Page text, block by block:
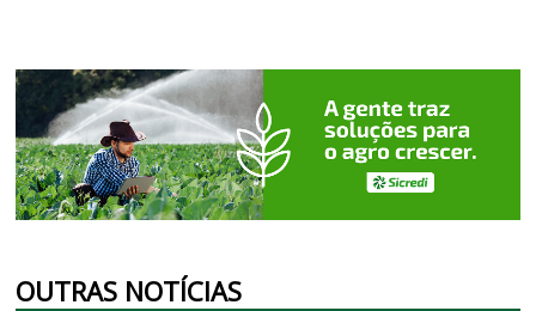
OUTRAS NOTÍCIAS